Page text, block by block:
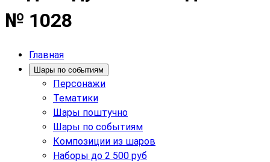
№ 1028
Главная
Шары по событиям
Персонажи
Тематики
Шары поштучно
Шары по событиям
Композиции из шаров
Наборы до 2 500 руб